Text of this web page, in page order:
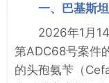
一、巴基斯
2026年1月
第ADC68号案件
的头孢氨苄（